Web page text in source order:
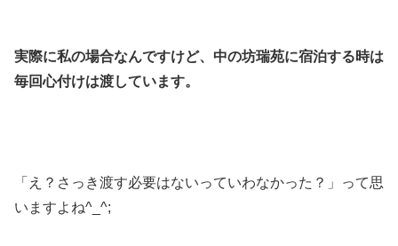
実際に私の場合なんですけど、中の坊瑞苑に宿泊する時は
毎回心付けは渡しています。
「え？さっき渡す必要はないっていわなかった？」って思
いますよね^_^;